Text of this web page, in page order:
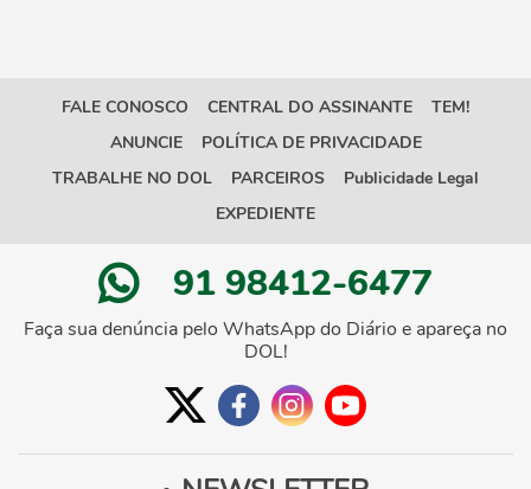
FALE CONOSCO CENTRAL DO ASSINANTE
TEM!
ANUNCIE
POLÍTICA DE PRIVACIDADE
TRABALHE NO DOL
PARCEIROS
Publicidade Legal
EXPEDIENTE
91 98412-6477
Faça sua denúncia pelo WhatsApp do Diário e apareça no
DOL!